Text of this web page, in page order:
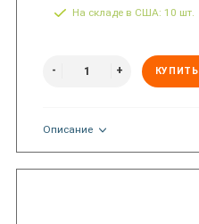
На складе в США: 10 шт.
КУПИТЬ
Описание